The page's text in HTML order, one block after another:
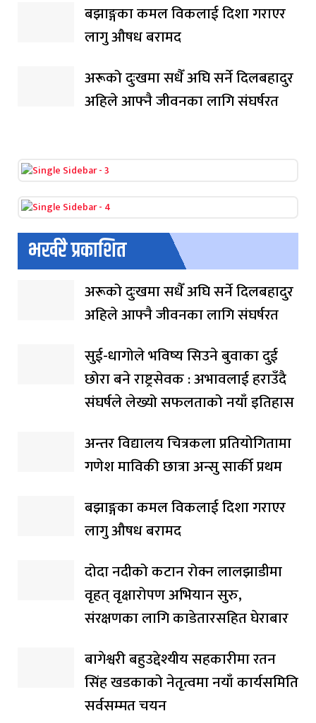
बझाङ्गका कमल विकलाई दिशा गराएर
लागु औषध बरामद
अरूको दुःखमा सधैँ अघि सर्ने दिलबहादुर
अहिले आफ्नै जीवनका लागि संघर्षरत
भर्खरै प्रकाशित
अरूको दुःखमा सधैँ अघि सर्ने दिलबहादुर
अहिले आफ्नै जीवनका लागि संघर्षरत
सुई-धागोले भविष्य सिउने बुवाका दुई
छोरा बने राष्ट्रसेवक : अभावलाई हराउँदै
संघर्षले लेख्यो सफलताको नयाँ इतिहास
अन्तर विद्यालय चित्रकला प्रतियोगितामा
गणेश माविकी छात्रा अन्सु सार्की प्रथम
बझाङ्गका कमल विकलाई दिशा गराएर
लागु औषध बरामद
दोदा नदीको कटान रोक्न लालझाडीमा
वृहत् वृक्षारोपण अभियान सुरु,
संरक्षणका लागि काडेतारसहित घेराबार
बागेश्वरी बहुउद्देश्यीय सहकारीमा रतन
सिंह खडकाको नेतृत्वमा नयाँ कार्यसमिति
सर्वसम्मत चयन